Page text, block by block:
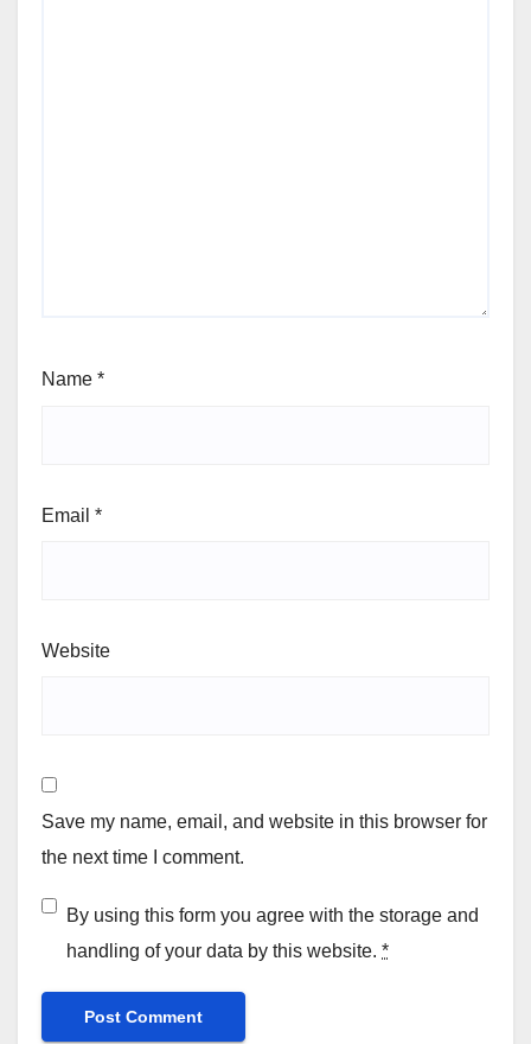
Name *
Email *
Website
Save my name, email, and website in this browser for
the next time I comment.
By using this form you agree with the storage and
handling of your data by this website. *